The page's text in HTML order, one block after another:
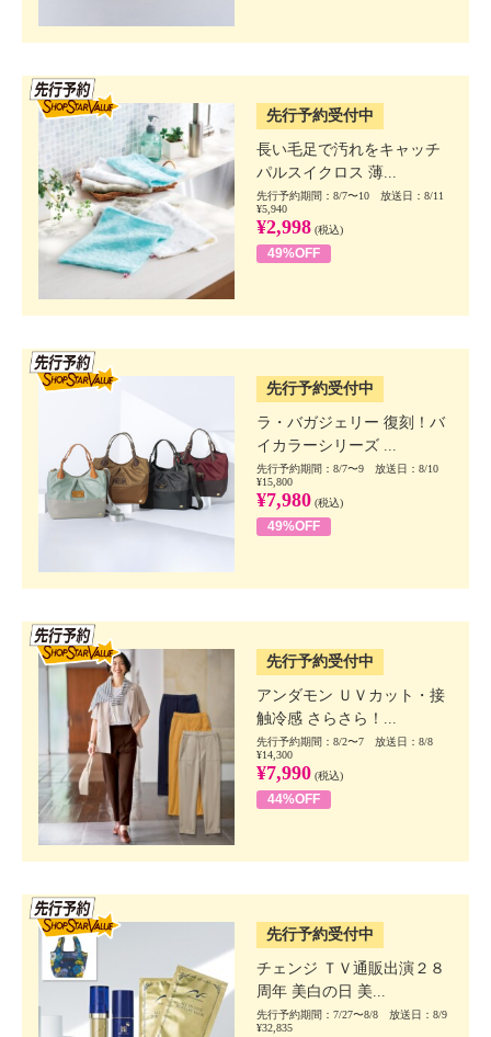
先行予約受付中
長い毛足で汚れをキャッチ
パルスイクロス 薄...
先行予約期間：8/7〜10 放送日：8/11
¥5,940
¥2,998 (税込)
49%OFF
先行予約受付中
ラ・バガジェリー 復刻！バ
イカラーシリーズ ...
先行予約期間：8/7〜9 放送日：8/10
¥15,800
¥7,980 (税込)
49%OFF
先行予約受付中
アンダモン ＵＶカット・接
触冷感 さらさら！...
先行予約期間：8/2〜7 放送日：8/8
¥14,300
¥7,990 (税込)
44%OFF
先行予約受付中
チェンジ ＴＶ通販出演２８
周年 美白の日 美...
先行予約期間：7/27〜8/8 放送日：8/9
¥32,835